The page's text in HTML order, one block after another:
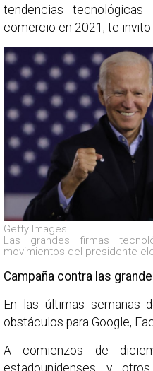
tendencias
comercio en 2021, te invito
Getty Images
Las grandes firmas
movimientos del presidente
Campaña contra las
En las últimas semanas
obstáculos para Google,
A comienzos de